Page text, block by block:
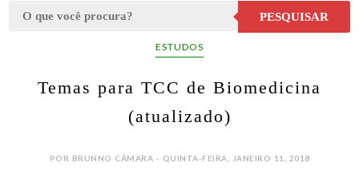
PESQUISAR
ESTUDOS
Temas para TCC de Biomedicina
(atualizado)
POR BRUNNO CÂMARA - QUINTA-FEIRA, JANEIRO 11, 2018